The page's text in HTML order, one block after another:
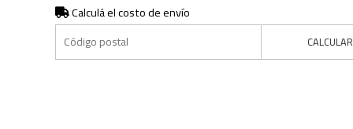
Calculá el costo de envío
CALCULAR